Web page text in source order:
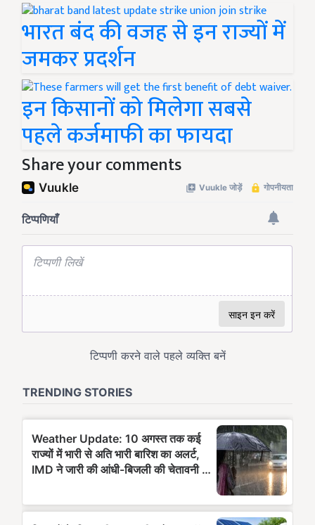
भारत बंद की वजह से इन राज्यों में
जमकर प्रदर्शन
इन किसानों को मिलेगा सबसे
पहले कर्जमाफी का फायदा
Share your comments